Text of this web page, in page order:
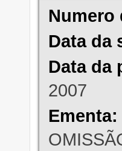
Numero
Data da
Data da
2007
Ementa: